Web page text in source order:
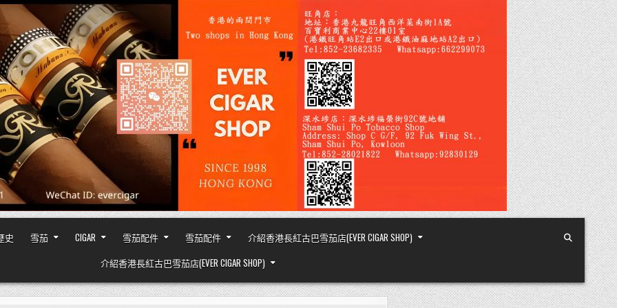
史 雪茄 CIGAR 雪茄配件 雪茄配件
介紹香港長紅古巴雪茄店(EVER CIGAR SHOP)
介紹香港長紅古巴雪茄店(EVER CIGAR SHOP)